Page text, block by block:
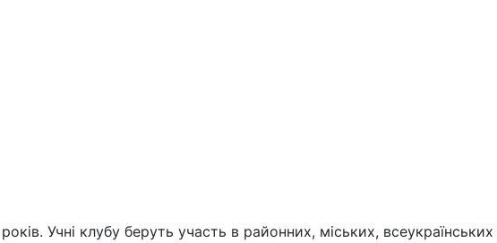
Учні клубу беруть участь в районних, міських, всеукраїнських